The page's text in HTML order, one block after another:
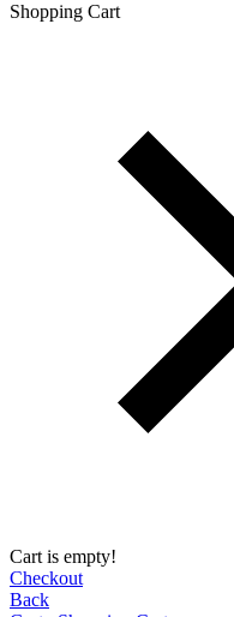
Shopping Сart
Cart is empty!
Checkout
Back